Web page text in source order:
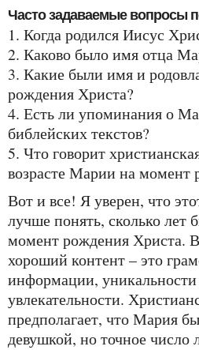
Часто задаваемые вопросы
1. Когда родился Иисус
2. Каково было имя отца
3. Какие были имя и
рождения Христа?
4. Есть ли упоминания о
библейских текстов?
5. Что говорит
возрасте Марии на момент
Вот и все! Я уверен, что этот текст помог вам
лучше понять, сколько
момент рождения Христа.
хороший контент – это
информации,
увлекательности.
предполагает, что Мария
девушкой, но точное число